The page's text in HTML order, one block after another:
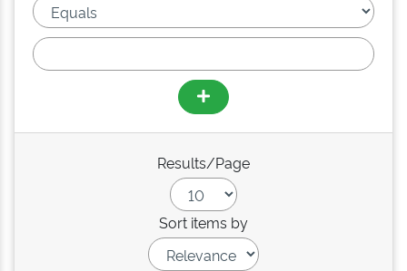
Results/Page
Sort items by